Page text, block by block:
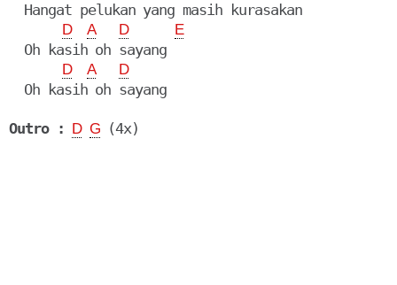
  Hangat pelukan yang masih kurasakan
D A D E
  Oh kasih oh sayang
D A D
  Oh kasih oh sayang
Outro : D G